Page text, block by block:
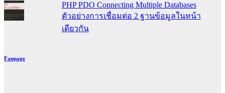
PHP PDO Connecting Multiple Databases
ตัวอย่างการเชื่อมต่อ 2 ฐานข้อมูลในหน้า
เดียวกัน
Fanpage